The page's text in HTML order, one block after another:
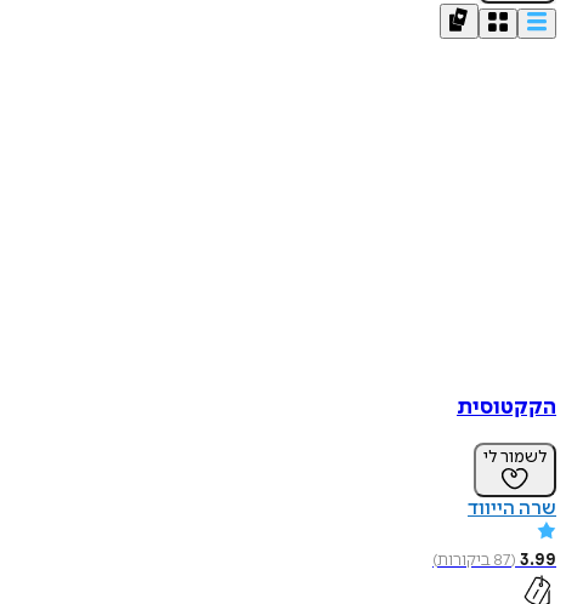
הקקטוסית
לשמור לי
שרה הייווד
3.99
(
87ביקורות)